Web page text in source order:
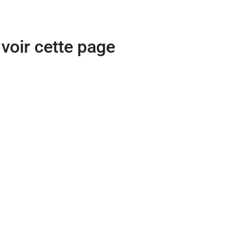
cette page